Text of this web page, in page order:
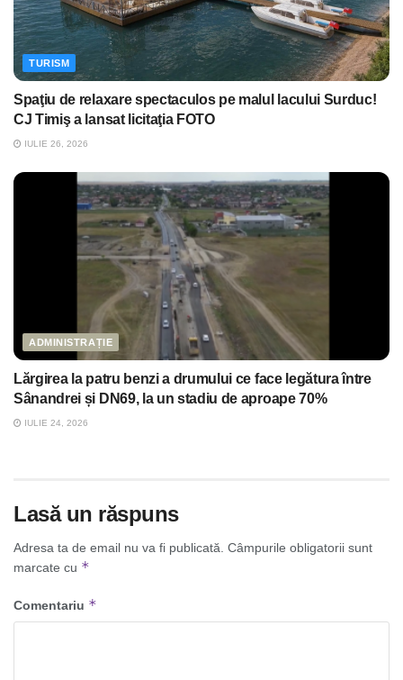
TURISM
Spaţiu de relaxare spectaculos pe malul lacului Surduc!
CJ Timiş a lansat licitaţia FOTO
IULIE 26, 2026
ADMINISTRAȚIE
Lărgirea la patru benzi a drumului ce face legătura între
Sânandrei și DN69, la un stadiu de aproape 70%
IULIE 24, 2026
Lasă un răspuns
Adresa ta de email nu va fi publicată. Câmpurile obligatorii sunt
marcate cu *
Comentariu *